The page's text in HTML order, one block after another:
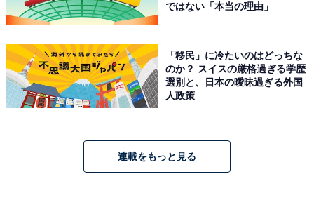
その反面、上下移動は簡単にできるので、周囲の風向き
や風速を読み取って移動できますが、細かい運航予定は
立てられないため、貨物運搬や定期便などには適さない
とされています。
ではない「本当の理由」
「移民」に冷たいのはどっちな
のか？ スイスの厳格過ぎる学歴
選別と、日本の曖昧過ぎる外国
人政策
連載をもっと見る